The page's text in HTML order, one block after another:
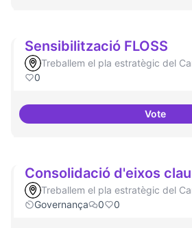
Sensibilització FLOSS
Treballem el pla estratègic del
0
Vote
Consolidació d'eixos clau
Treballem el pla estratègic del
Governança
0 0